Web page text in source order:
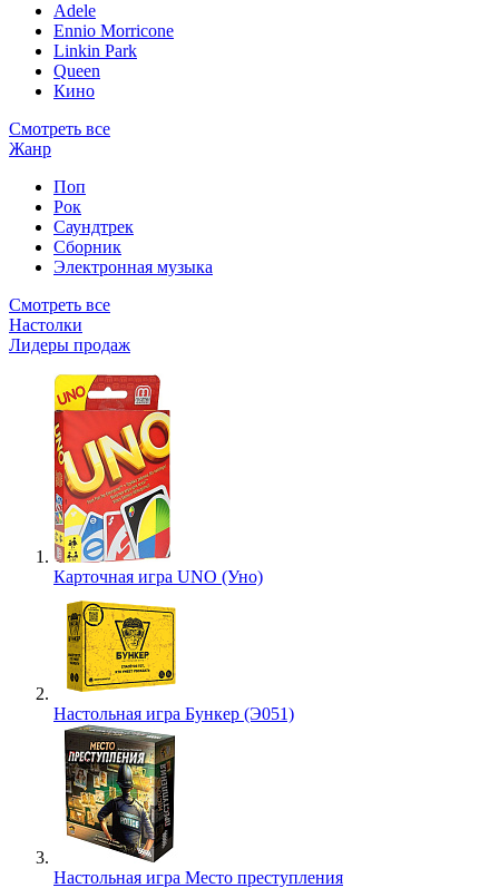
Adele
Ennio Morricone
Linkin Park
Queen
Кино
Смотреть все
Жанр
Поп
Рок
Саундтрек
Сборник
Электронная музыка
Смотреть все
Настолки
Лидеры продаж
Карточная игра UNO (Уно)
Настольная игра Бункер (Э051)
Настольная игра Место преступления